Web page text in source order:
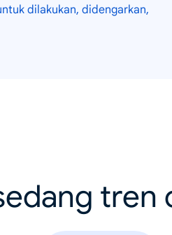
dilakukan, didengarkan,
tren